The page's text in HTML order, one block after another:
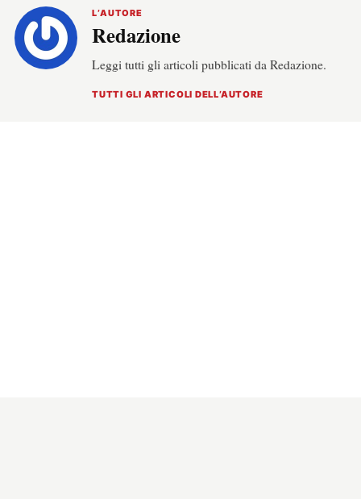
L’AUTORE
Redazione
Leggi tutti gli articoli pubblicati da Redazione.
TUTTI GLI ARTICOLI DELL’AUTORE